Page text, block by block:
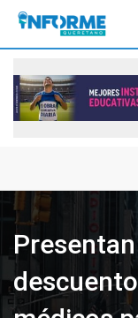
Skip
content